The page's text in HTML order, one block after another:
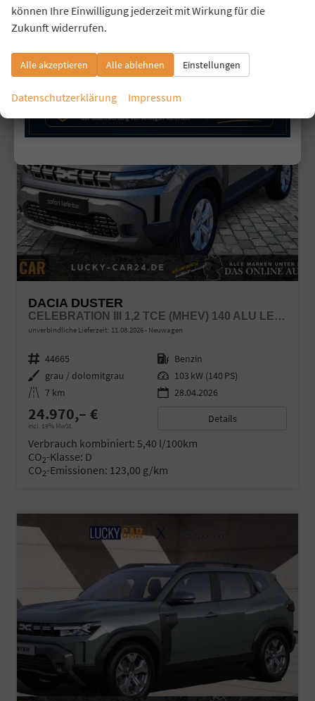
CO2-Klasse: D
CO2-Emissionen:
DACIA DUSTER
CELEBRATION III 1,2 TCE (MHEV) 140 ALU LED LINK LR
unverbindliche Lieferzeit: 11.08.2026 Neuwagen
Fahrzeugnr. 44665 Kraftstoff Benzin
Außenfarbe grau / dolomitgrau Leistung 103 kW (140 PS)
Kilometerstand 7 km 28.04.2026
24.970,– €
incl. 19% MwSt.
Details
Verbrauch kombiniert: 5,40 l/100km
CO2-Klasse: D
CO2-Emissionen: 123,00 g/km
können Ihre Einwilligung jederzeit mit Wirkung für die
Zukunft widerrufen.
Alle akzeptieren Alle ablehnen Einstellungen
Datenschutzerklärung Impressum